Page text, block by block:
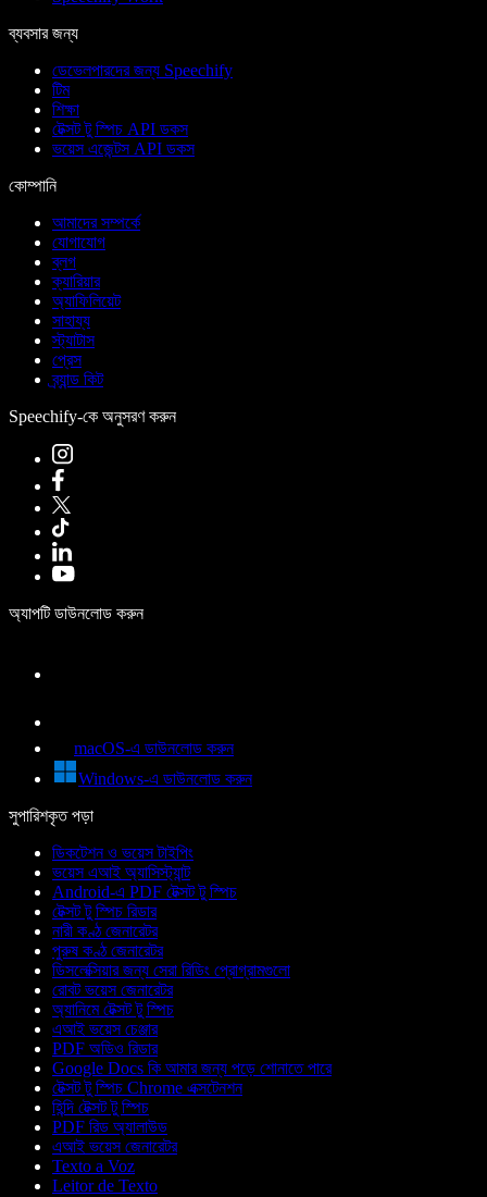
ব্যবসার জন্য
ডেভেলপারদের জন্য Speechify
টিম
শিক্ষা
টেক্সট টু স্পিচ API ডকস
ভয়েস এজেন্টস API ডকস
কোম্পানি
আমাদের সম্পর্কে
যোগাযোগ
ব্লগ
ক্যারিয়ার
অ্যাফিলিয়েট
সাহায্য
স্ট্যাটাস
প্রেস
ব্র্যান্ড কিট
Speechify-কে অনুসরণ করুন
অ্যাপটি ডাউনলোড করুন
macOS-এ ডাউনলোড করুন
Windows-এ ডাউনলোড করুন
সুপারিশকৃত পড়া
ডিকটেশন ও ভয়েস টাইপিং
ভয়েস এআই অ্যাসিস্ট্যান্ট
Android-এ PDF টেক্সট টু স্পিচ
টেক্সট টু স্পিচ রিডার
নারী কণ্ঠ জেনারেটর
পুরুষ কণ্ঠ জেনারেটর
ডিসলেক্সিয়ার জন্য সেরা রিডিং প্রোগ্রামগুলো
রোবট ভয়েস জেনারেটর
অ্যানিমে টেক্সট টু স্পিচ
এআই ভয়েস চেঞ্জার
PDF অডিও রিডার
Google Docs কি আমার জন্য পড়ে শোনাতে পারে
টেক্সট টু স্পিচ Chrome এক্সটেনশন
হিন্দি টেক্সট টু স্পিচ
PDF রিড অ্যালাউড
এআই ভয়েস জেনারেটর
Texto a Voz
Leitor de Texto